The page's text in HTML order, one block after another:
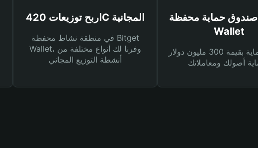
اربح توزيعات 420C المجانية
في منطقة نشاط محفظة Bitget
Wallet، وفرنا لك أنواع مختلفة من
أنشطة التوزيع المجاني
صندوق حماية محفظة Bitget
Wallet
صندوق حماية بقيمة 300 مليون دولار